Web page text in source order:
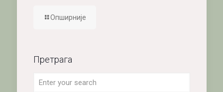
Опширније
Претрага